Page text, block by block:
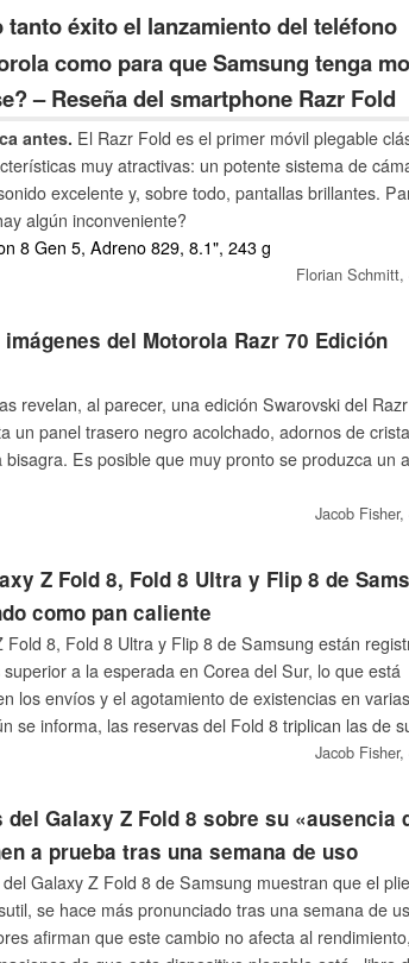
tanto éxito el lanzamiento del teléfono
como para que Samsung tenga
– Reseña del smartphone Razr Fold
antes. El Razr Fold es el primer móvil plegable
muy atractivas: un potente sistema de
excelente y, sobre todo, pantallas brillantes.
algún inconveniente?
8 Gen 5, Adreno 829, 8.1", 243 g
Florian Schmitt,
del Motorola Razr 70 Edición
revelan, al parecer, una edición Swarovski del
un panel trasero negro acolchado, adornos de
Es posible que muy pronto se produzca un
Jacob Fisher,
Z Fold 8, Fold 8 Ultra y Flip 8 de
como pan caliente
Fold 8, Fold 8 Ultra y Flip 8 de Samsung están
a la esperada en Corea del Sur, lo que está
los envíos y el agotamiento de existencias en varias
se informa, las reservas del Fold 8 triplican las de
Jacob Fisher,
Galaxy Z Fold 8 sobre su «ausencia
a prueba tras una semana de uso
Galaxy Z Fold 8 de Samsung muestran que el
se hace más pronunciado tras una semana de
afirman que este cambio no afecta al